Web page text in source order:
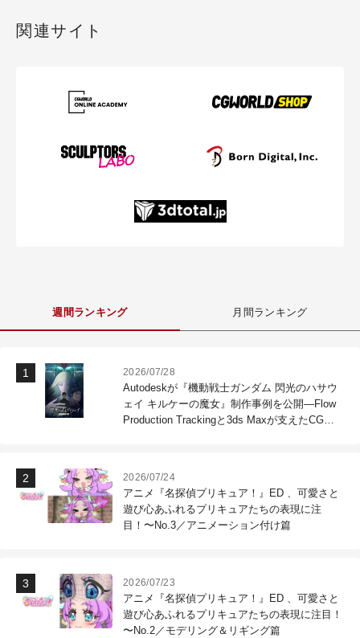
関連サイト
週間ランキング 月間ランキング
2026/07/28
Autodeskが『機動戦士ガンダム 閃光のハサウ
ェイ キルケーの魔女』制作事例を公開―Flow
Production Trackingと3ds Maxが支えたCG制
2026/07/24
アニメ『名探偵プリキュア！』ED 、可愛さと
遊び心あふれるプリキュアたちの表現に注
目！〜No.3／アニメーション付け篇
2026/07/23
アニメ『名探偵プリキュア！』ED 、可愛さと
遊び心あふれるプリキュアたちの表現に注目！
〜No.2／モデリング＆リギング篇